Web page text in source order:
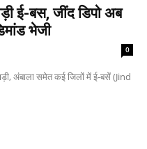
ई-बस, जींद डिपो अब
भेजी
0
अंबाला समेत कई जिलों में ई-बसें (Jind